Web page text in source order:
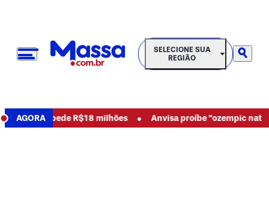
SELECIONE SUA REGIÃO
SELECIONE SUA
REGIÃO
AGORA
e pede R$18 milhões • Anvisa proíbe "ozempic natural" e